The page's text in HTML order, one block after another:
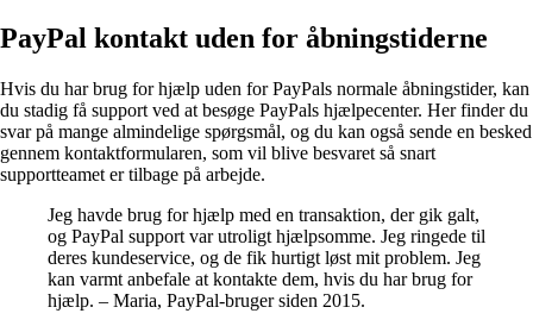
PayPal kontakt uden for åbningstiderne
Hvis du har brug for hjælp uden for PayPals normale åbningstider, kan
du stadig få support ved at besøge PayPals hjælpecenter. Her finder du
svar på mange almindelige spørgsmål, og du kan også sende en besked
gennem kontaktformularen, som vil blive besvaret så snart
supportteamet er tilbage på arbejde.
Jeg havde brug for hjælp med en transaktion, der gik galt,
og PayPal support var utroligt hjælpsomme. Jeg ringede til
deres kundeservice, og de fik hurtigt løst mit problem. Jeg
kan varmt anbefale at kontakte dem, hvis du har brug for
hjælp. – Maria, PayPal-bruger siden 2015.